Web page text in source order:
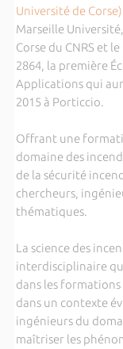
Université de Corse)
Marseille
Corse du CNRS et
2864, la première
Applications qui
2015 à Porticcio.
Offrant une
domaine des
de la sécurité
chercheurs,
thématiques.
La science des
interdisciplinaire
dans les
dans un contexte
ingénieurs du
maîtriser les